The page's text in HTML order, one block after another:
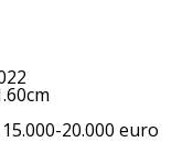
20.000 euro